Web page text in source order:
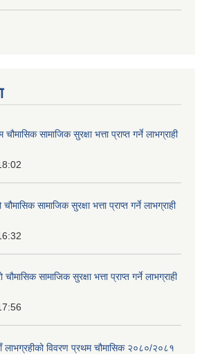
सामाजिक सुरक्षा भत्ता प्राप्त गर्ने लाभग्राही
सामाजिक सुरक्षा भत्ता प्राप्त गर्ने लाभग्राही
सामाजिक सुरक्षा भत्ता प्राप्त गर्ने लाभग्राही
लाभग्रहीको विवरण प्रथम चौमासिक २०८०/२०८१